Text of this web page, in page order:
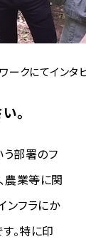
ークにてインタ
。
部署のフ
農業等に関
ンフラにか
。特に印